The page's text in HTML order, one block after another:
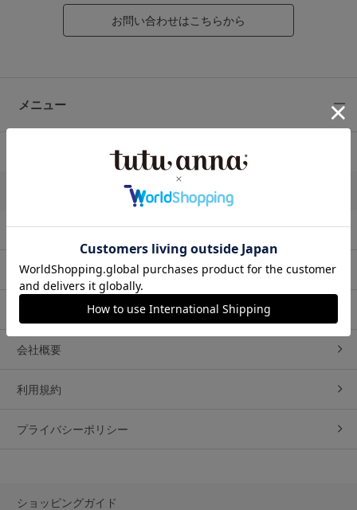
お問い合わせはこちらから
メニュー
ご利用ガイドトップ
サイトご利用にあたって
推奨環境について
特定商取引法に基く表示
会社概要
利用規約
プライバシーポリシー
ショッピングガイド